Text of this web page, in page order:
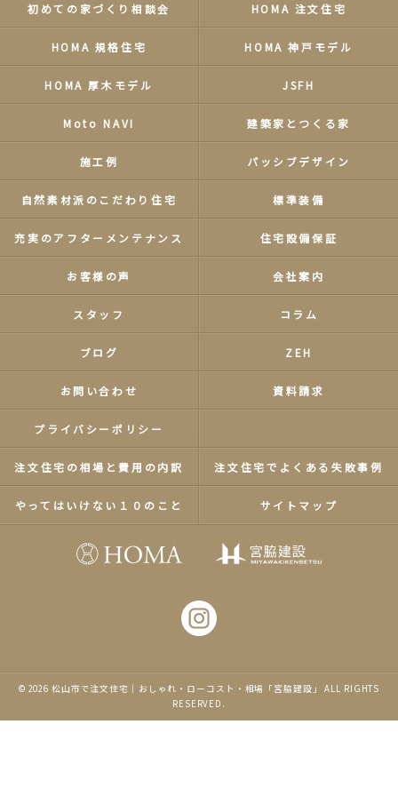
初めての家づくり相談会 HOMA 注文住宅
HOMA 規格住宅 HOMA 神戸モデル
HOMA 厚木モデル JSFH
Moto NAVI 建築家とつくる家
施工例 パッシブデザイン
自然素材派のこだわり住宅 標準装備
充実のアフターメンテナンス 住宅設備保証
お客様の声 会社案内
スタッフ コラム
ブログ ZEH
お問い合わせ 資料請求
プライバシーポリシー
注文住宅の相場と費用の内訳 注文住宅でよくある失敗事例
やってはいけない１０のこと サイトマップ
© 2026 松山市で注文住宅｜おしゃれ・ローコスト・相場「宮脇建設」
ALL RIGHTS
RESERVED.